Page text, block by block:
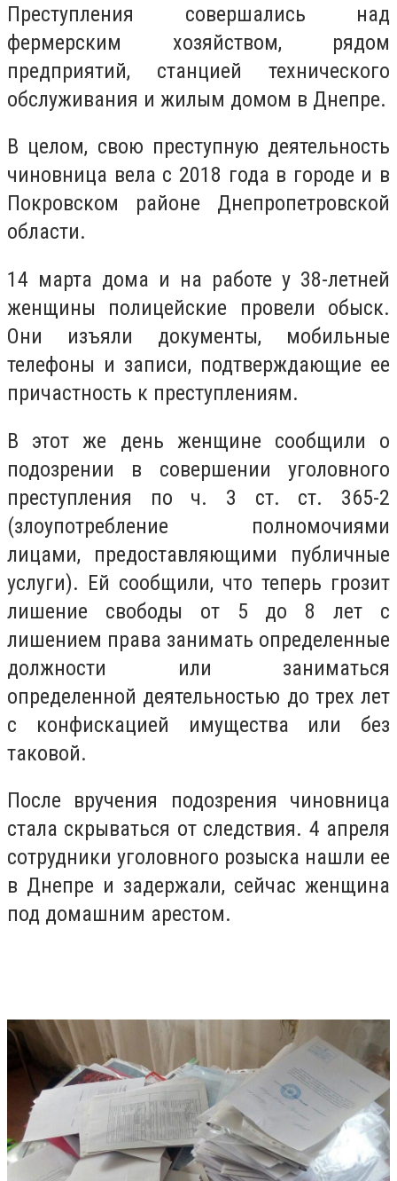
Преступления совершались над
фермерским хозяйством, рядом
предприятий, станцией технического
обслуживания и жилым домом в Днепре.
В целом, свою преступную деятельность
чиновница вела с 2018 года в городе и в
Покровском районе Днепропетровской
области.
14 марта дома и на работе у 38-летней
женщины полицейские провели обыск.
Они изъяли документы, мобильные
телефоны и записи, подтверждающие ее
причастность к преступлениям.
В этот же день женщине сообщили о
подозрении в совершении уголовного
преступления по ч. 3 ст. ст. 365-2
(злоупотребление полномочиями
лицами, предоставляющими публичные
услуги). Ей сообщили, что теперь грозит
лишение свободы от 5 до 8 лет с
лишением права занимать определенные
должности или заниматься
определенной деятельностью до трех лет
с конфискацией имущества или без
таковой.
После вручения подозрения чиновница
стала скрываться от следствия. 4 апреля
сотрудники уголовного розыска нашли ее
в Днепре и задержали, сейчас женщина
под домашним арестом.